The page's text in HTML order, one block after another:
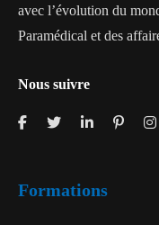
avec l’évolution du
Paramédical et des
Nous suivre
Formations